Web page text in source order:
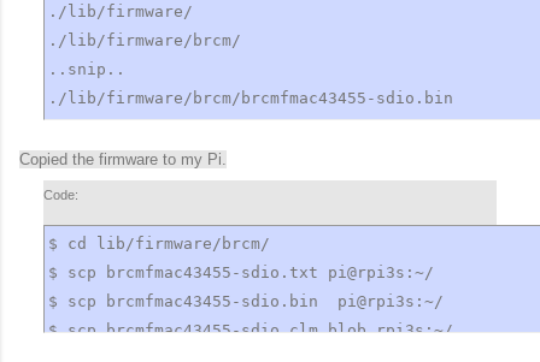
./lib/firmware/
./lib/firmware/brcm/
..snip..
./lib/firmware/brcm/brcmfmac43455-sdio.bin
./lib/firmware/brcm/brcmfmac43455-sdio.txt
..snip..
Copied the firmware to my Pi.
Code:
$ cd lib/firmware/brcm/
$ scp brcmfmac43455-sdio.txt pi@rpi3s:~/
$ scp brcmfmac43455-sdio.bin  pi@rpi3s:~/
$ scp brcmfmac43455-sdio.clm_blob rpi3s:~/